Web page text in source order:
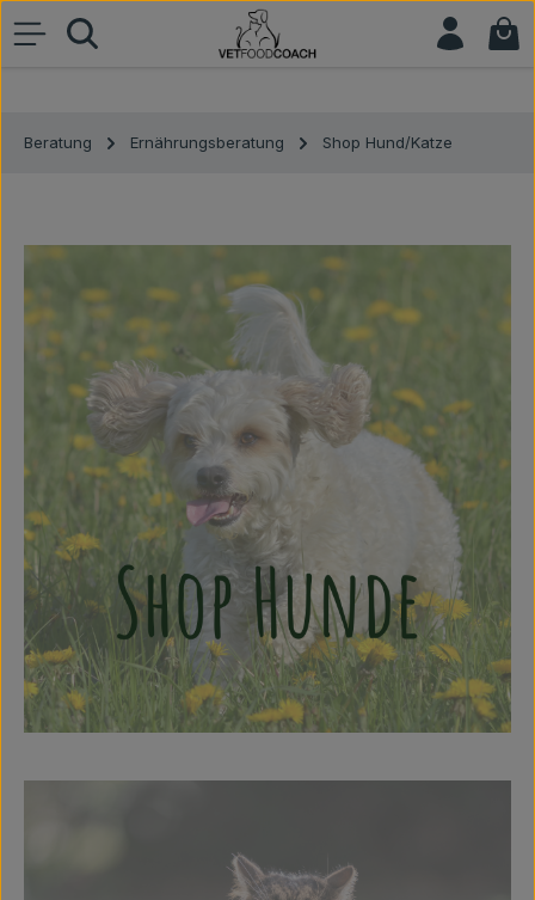
Zum Hauptinhalt springen
Beratung Ernährungsberatung Shop Hund/Katze